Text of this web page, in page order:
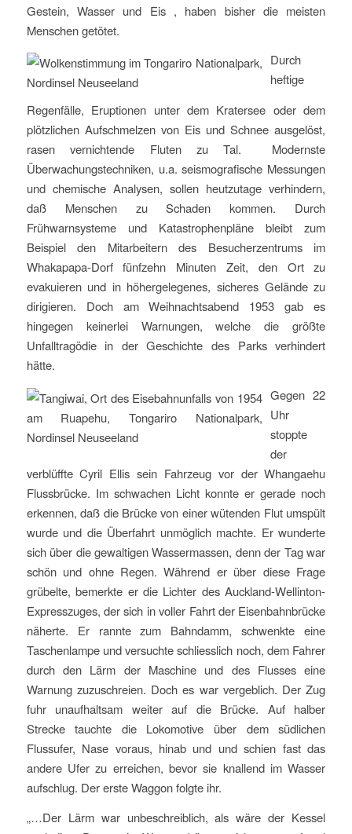
Gestein, Wasser und Eis , haben bisher die meisten
Menschen getötet.
Durch
heftige
Regenfälle, Eruptionen unter dem Kratersee oder dem
plötzlichen Aufschmelzen von Eis und Schnee ausgelöst,
rasen vernichtende Fluten zu Tal. Modernste
Überwachungstechniken, u.a. seismografische Messungen
und chemische Analysen, sollen heutzutage verhindern,
daß Menschen zu Schaden kommen. Durch
Frühwarnsysteme und Katastrophenpläne bleibt zum
Beispiel den Mitarbeitern des Besucherzentrums im
Whakapapa-Dorf fünfzehn Minuten Zeit, den Ort zu
evakuieren und in höhergelegenes, sicheres Gelände zu
dirigieren. Doch am Weihnachtsabend 1953 gab es
hingegen keinerlei Warnungen, welche die größte
Unfalltragödie in der Geschichte des Parks verhindert
hätte.
Gegen 22
Uhr
stoppte
der
verblüffte Cyril Ellis sein Fahrzeug vor der Whangaehu
Flussbrücke. Im schwachen Licht konnte er gerade noch
erkennen, daß die Brücke von einer wütenden Flut umspült
wurde und die Überfahrt unmöglich machte. Er wunderte
sich über die gewaltigen Wassermassen, denn der Tag war
schön und ohne Regen. Während er über diese Frage
grübelte, bemerkte er die Lichter des Auckland-Wellinton-
Expresszuges, der sich in voller Fahrt der Eisenbahnbrücke
näherte. Er rannte zum Bahndamm, schwenkte eine
Taschenlampe und versuchte schliesslich noch, dem Fahrer
durch den Lärm der Maschine und des Flusses eine
Warnung zuzuschreien. Doch es war vergeblich. Der Zug
fuhr unaufhaltsam weiter auf die Brücke. Auf halber
Strecke tauchte die Lokomotive über dem südlichen
Flussufer, Nase voraus, hinab und und schien fast das
andere Ufer zu erreichen, bevor sie knallend im Wasser
aufschlug. Der erste Waggon folgte ihr.
„…Der Lärm war unbeschreiblich, als wäre der Kessel